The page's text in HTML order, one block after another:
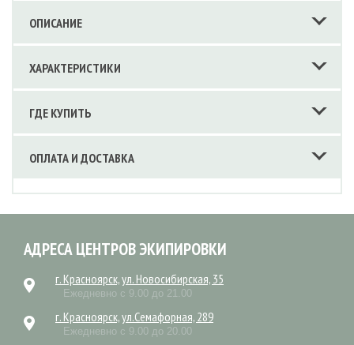
ОПИСАНИЕ
ХАРАКТЕРИСТИКИ
ГДЕ КУПИТЬ
ОПЛАТА И ДОСТАВКА
АДРЕСА ЦЕНТРОВ ЭКИПИРОВКИ
г. Красноярск, ул. Новосибирская, 35
Ежедневно с 9.00 до 21.00
г. Красноярск, ул.Семафорная, 289
Ежедневно с 9.00 до 20.00